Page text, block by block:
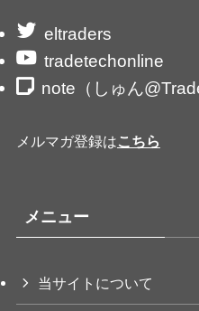
eltraders
tradetechonline
note（しゅん
メルマガ登録はこちら
メニュー
当サイトについて